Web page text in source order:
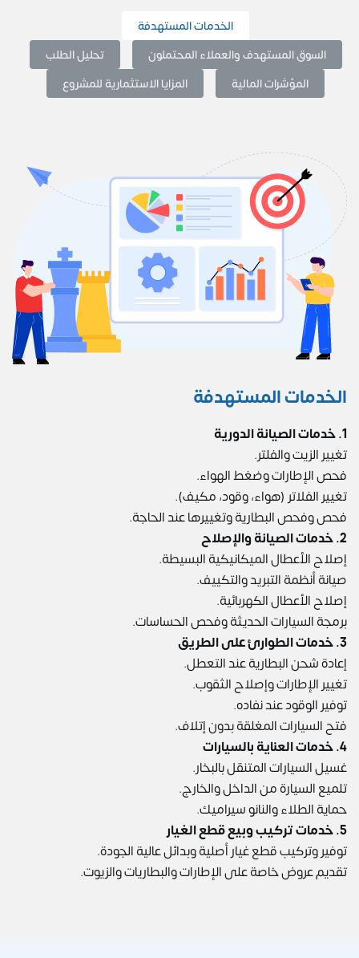
الخدمات المستهدفة
السوق المستهدف والعملاء المحتملون
تحليل الطلب
المؤشرات المالية
المزايا الاستثمارية للمشروع
الخدمات المستهدفة
1. خدمات الصيانة الدورية
تغيير الزيت والفلتر.
فحص الإطارات وضغط الهواء.
تغيير الفلاتر (هواء، وقود، مكيف).
فحص وفحص البطارية وتغييرها عند الحاجة.
2. خدمات الصيانة والإصلاح
إصلاح الأعطال الميكانيكية البسيطة.
صيانة أنظمة التبريد والتكييف.
إصلاح الأعطال الكهربائية.
برمجة السيارات الحديثة وفحص الحساسات.
3. خدمات الطوارئ على الطريق
إعادة شحن البطارية عند التعطل.
تغيير الإطارات وإصلاح الثقوب.
توفير الوقود عند نفاده.
فتح السيارات المغلقة بدون إتلاف.
4. خدمات العناية بالسيارات
غسيل السيارات المتنقل بالبخار.
تلميع السيارة من الداخل والخارج.
حماية الطلاء والنانو سيراميك.
5. خدمات تركيب وبيع قطع الغيار
توفير وتركيب قطع غيار أصلية وبدائل عالية الجودة.
تقديم عروض خاصة على الإطارات والبطاريات والزيوت.